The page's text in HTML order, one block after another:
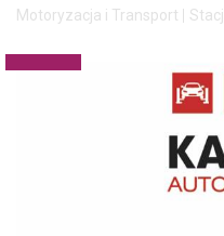
Motoryzacja i Transport